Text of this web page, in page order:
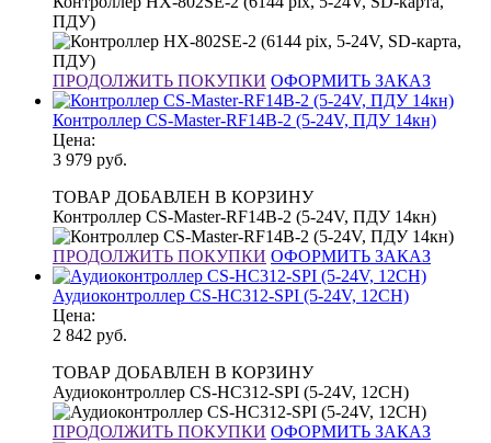
ПДУ)
ПРОДОЛЖИТЬ ПОКУПКИ ОФОРМИТЬ ЗАКАЗ
Контроллер CS-Master-RF14B-2 (5-24V, ПДУ 14кн)
Цена:
3 979 руб.
ТОВАР ДОБАВЛЕН В КОРЗИНУ
Контроллер CS-Master-RF14B-2 (5-24V, ПДУ 14кн)
ПРОДОЛЖИТЬ ПОКУПКИ ОФОРМИТЬ ЗАКАЗ
Аудиоконтроллер CS-HC312-SPI (5-24V, 12CH)
Цена:
2 842 руб.
ТОВАР ДОБАВЛЕН В КОРЗИНУ
Аудиоконтроллер CS-HC312-SPI (5-24V, 12CH)
ПРОДОЛЖИТЬ ПОКУПКИ ОФОРМИТЬ ЗАКАЗ